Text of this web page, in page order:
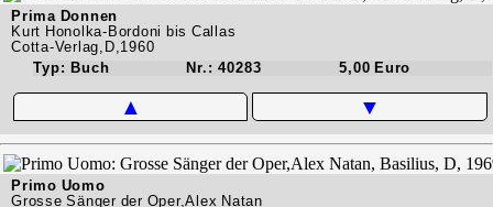
Prima Donnen
Kurt Honolka-Bordoni bis Callas
Cotta-Verlag,D,1960
Typ: Buch
Nr.: 40283 5,00 Euro
▲ ▼
Primo Uomo
Grosse Sänger der Oper,Alex Natan